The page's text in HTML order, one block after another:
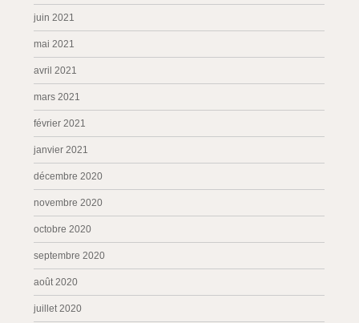
juin 2021
mai 2021
avril 2021
mars 2021
février 2021
janvier 2021
décembre 2020
novembre 2020
octobre 2020
septembre 2020
août 2020
juillet 2020